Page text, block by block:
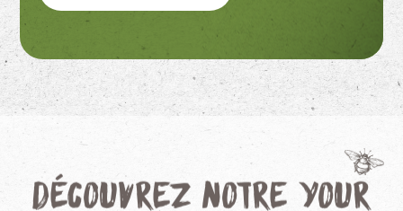
Découvrez notre Your